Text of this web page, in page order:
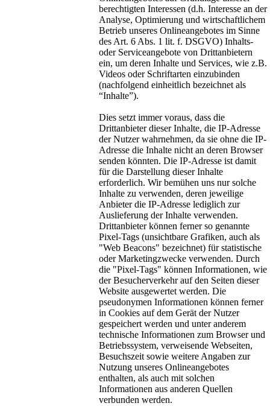
berechtigten Interessen (d.h. Interesse an der
Analyse, Optimierung und wirtschaftlichem
Betrieb unseres Onlineangebotes im Sinne
des Art. 6 Abs. 1 lit. f. DSGVO) Inhalts-
oder Serviceangebote von Drittanbietern
ein, um deren Inhalte und Services, wie z.B.
Videos oder Schriftarten einzubinden
(nachfolgend einheitlich bezeichnet als
“Inhalte”).
Dies setzt immer voraus, dass die
Drittanbieter dieser Inhalte, die IP-Adresse
der Nutzer wahrnehmen, da sie ohne die IP-
Adresse die Inhalte nicht an deren Browser
senden könnten. Die IP-Adresse ist damit
für die Darstellung dieser Inhalte
erforderlich. Wir bemühen uns nur solche
Inhalte zu verwenden, deren jeweilige
Anbieter die IP-Adresse lediglich zur
Auslieferung der Inhalte verwenden.
Drittanbieter können ferner so genannte
Pixel-Tags (unsichtbare Grafiken, auch als
"Web Beacons" bezeichnet) für statistische
oder Marketingzwecke verwenden. Durch
die "Pixel-Tags" können Informationen, wie
der Besucherverkehr auf den Seiten dieser
Website ausgewertet werden. Die
pseudonymen Informationen können ferner
in Cookies auf dem Gerät der Nutzer
gespeichert werden und unter anderem
technische Informationen zum Browser und
Betriebssystem, verweisende Webseiten,
Besuchszeit sowie weitere Angaben zur
Nutzung unseres Onlineangebotes
enthalten, als auch mit solchen
Informationen aus anderen Quellen
verbunden werden.